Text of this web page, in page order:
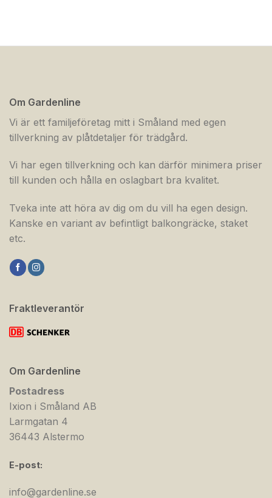
Om Gardenline
Vi är ett familjeföretag mitt i Småland med egen
tillverkning av plåtdetaljer för trädgård.
Vi har egen tillverkning och kan därför minimera priser
till kunden och hålla en oslagbart bra kvalitet.
Tveka inte att höra av dig om du vill ha egen design.
Kanske en variant av befintligt balkongräcke, staket
etc.
Fraktleverantör
Om Gardenline
Postadress
Ixion i Småland AB
Larmgatan 4
36443 Alstermo
E-post:
info@gardenline.se